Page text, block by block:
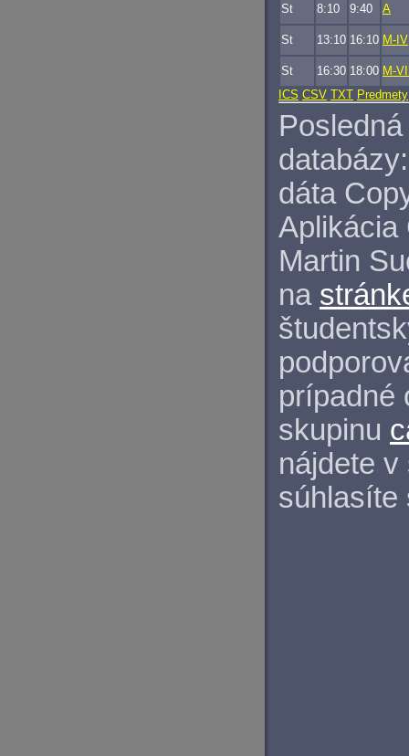
St 8:10 9:40 A
St 13:10 16:10 M-IV
St 16:30 18:00 M-
ICS CSV TXT Predmety
databázy:
dáta
Aplikácia
Martin
na
prípadné
skupinu
nájdete